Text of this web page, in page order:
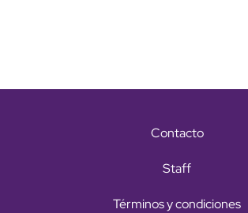
Contacto
Staff
Términos y condiciones